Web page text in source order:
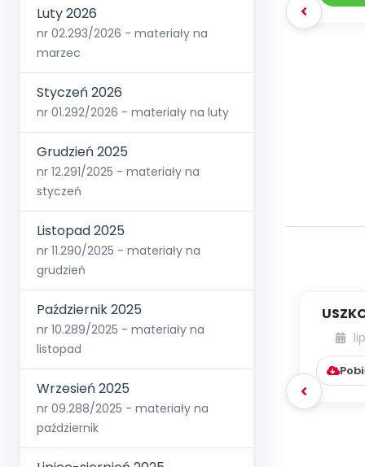
Luty 2026
nr 02.293/2026 - materiały na
marzec
Styczeń 2026
nr 01.292/2026 - materiały na luty
Grudzień 2025
nr 12.291/2025 - materiały na
styczeń
Listopad 2025
nr 11.290/2025 - materiały na
grudzień
Październik 2025
nr 10.289/2025 - materiały na
listopad
Wrzesień 2025
nr 09.288/2025 - materiały na
październik